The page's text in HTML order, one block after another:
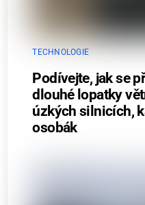
TECHNOLOGIE
Podívejte, jak se
dlouhé lopatky
úzkých silnicích,
osobák